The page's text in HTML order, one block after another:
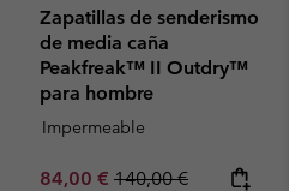
Zapatillas de senderismo
de media caña
Peakfreak™ II Outdry™
para hombre
Impermeable
Sale price:
84,00 € Regular price:
140,00 €